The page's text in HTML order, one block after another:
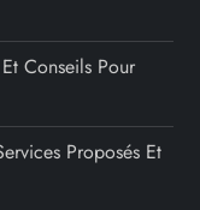
Conseils Pour
Proposés Et